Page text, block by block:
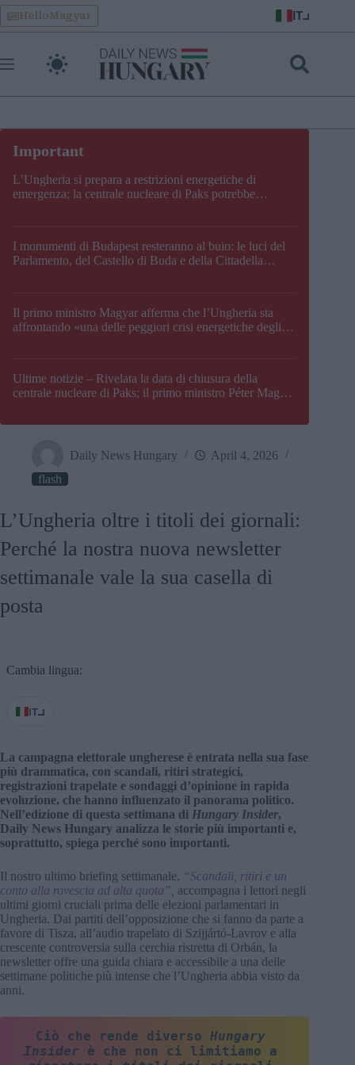
Skip
to
content
HelloMagyar IT
L’Ungheria si prepara a restrizioni energetiche di
emergenza; la centrale nucleare di Paks potrebbe
I monumenti di Budapest resteranno al buio: le luci del
Parlamento, del Castello di Buda e della Cittadella
Il primo ministro Magyar afferma che l’Ungheria sta
affrontando «una delle peggiori crisi energetiche degli
Ultime notizie – Rivelata la data di chiusura della
centrale nucleare di Paks; il primo ministro Péter Magyar
Daily News Hungary
April 4, 2026
flash
L’Ungheria oltre i titoli dei giornali:
Perché la nostra nuova newsletter
settimanale vale la sua casella di
posta
Cambia lingua:
IT
La campagna elettorale ungherese è entrata nella sua fase
più drammatica, con scandali, ritiri strategici,
registrazioni trapelate e sondaggi d’opinione in rapida
evoluzione, che hanno influenzato il panorama politico.
Nell’edizione di questa settimana di Hungary Insider,
Daily News Hungary analizza le storie più importanti e,
soprattutto, spiega perché sono importanti.
Il nostro ultimo briefing settimanale, “Scandali, ritiri e un
conto alla rovescia ad alta quota”, accompagna i lettori negli
ultimi giorni cruciali prima delle elezioni parlamentari in
Ungheria. Dai partiti dell’opposizione che si fanno da parte a
favore di Tisza, all’audio trapelato di Szijjártó-Lavrov e alla
crescente controversia sulla cerchia ristretta di Orbán, la
newsletter offre una guida chiara e accessibile a una delle
settimane politiche più intense che l’Ungheria abbia visto da
anni.
Ciò che rende diverso Hungary
Insider è che non ci limitiamo a